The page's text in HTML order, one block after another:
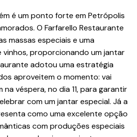
é um ponto forte em Petrópolis
O Farfarello Restaurante
massas especiais e uma
vinhos, proporcionando um jantar
adotou uma estratégia
aproveitem o momento: vai
véspera, no dia 11, para garantir
com um jantar especial. Já a
como uma excelente opção
com produções especiais